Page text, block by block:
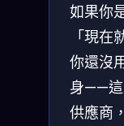
如果你
「現
你還沒
身——這
供應商